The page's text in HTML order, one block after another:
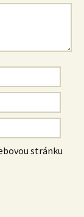
stránku